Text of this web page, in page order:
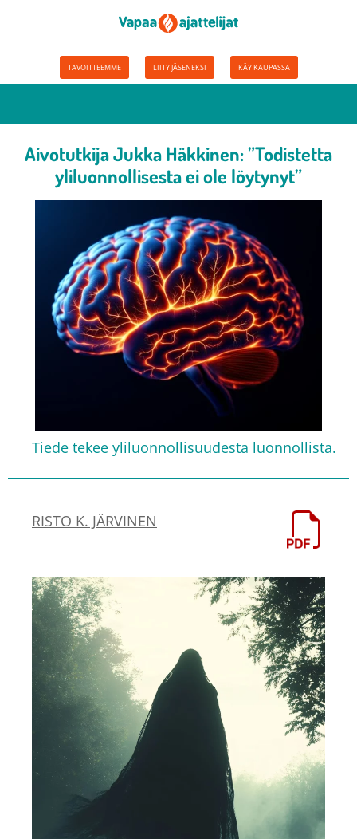
TAVOITTEEMME LIITY JÄSENEKSI KÄY KAUPASSA
Aivotutkija Jukka Häkkinen: ”Todistetta
yliluonnollisesta ei ole löytynyt”
Tiede tekee yliluonnollisuudesta luonnollista.
RISTO K. JÄRVINEN